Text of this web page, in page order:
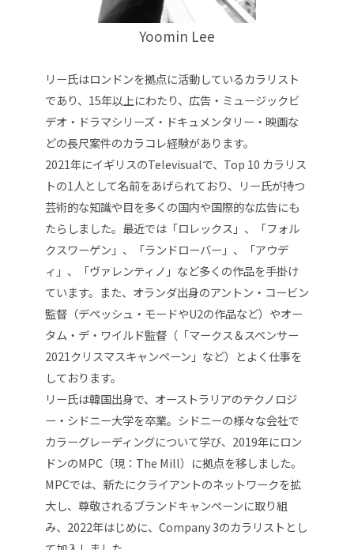
Yoomin Lee
リー氏はロンドンを拠点に活動しているカラリスト
であり、15年以上にわたり、広告・ミュージックビ
デオ・ドラマシリーズ・ドキュメンタリー・映画な
どの長尺案件のカラコレ経験があります。
2021年にイギリスのTelevisualで、Top 10 カラリス
トの1人として名前をあげられており、リー氏が持つ
芸術的な知識や目を多くの国内や国際的な広告にも
たらしました。最近では「ロレックス」、「フォル
クスワーゲン」、「ランドローバー」、「アウデ
ィ」、「ヴァレンティノ」など多くの作品を手掛け
ています。また、オランダ出身のアントン・コービン
監督（デペッシュ・モードやU2の作品など）やオー
タム・デ・ワイルド監督（「マークス＆スペンサー
2021クリスマスキャンペーン」など）とよく仕事を
しております。
リー氏は韓国出身で、オーストラリアのテクノロジ
ー・シドニー大学を卒業。シドニーの様々な会社で
カラーグレーディングについて学び、2019年にロン
ドンのMPC（現：The Mill）に拠点を移しました。
MPCでは、新たにクライアントのネットワークを拡
大し、尊敬されるブランドキャンペーンに取り組
み、2022年はじめに、Company 3のカラリストとし